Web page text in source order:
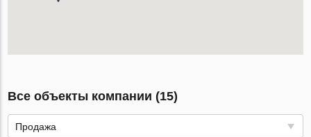
Все объекты компании (15)
Продажа